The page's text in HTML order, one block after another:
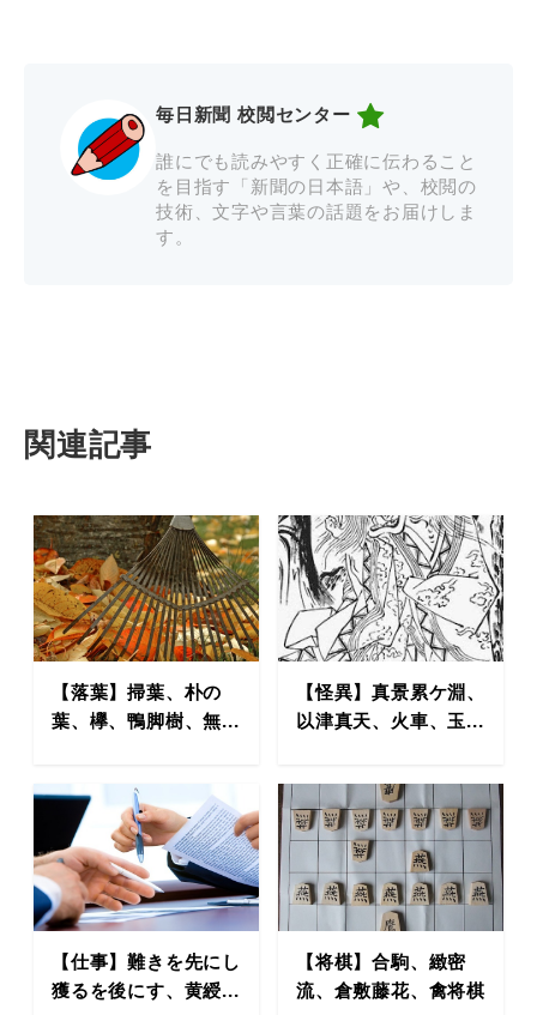
毎日新聞 校閲センター
誰にでも読みやすく正確に伝わること
を目指す「新聞の日本語」や、校閲の
技術、文字や言葉の話題をお届けしま
す。
関連記事
【落葉】掃葉、朴の
葉、欅、鴨脚樹、無...
【怪異】真景累ケ淵、
以津真天、火車、玉...
【仕事】難きを先にし
獲るを後にす、黄綬...
【将棋】合駒、緻密
流、倉敷藤花、禽将棋